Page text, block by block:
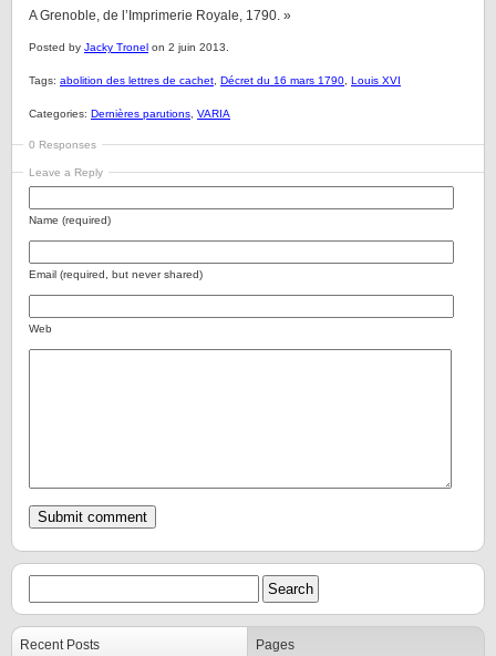
A Grenoble, de l’Imprimerie Royale, 1790. »
Posted by Jacky Tronel on 2 juin 2013.
Tags: abolition des lettres de cachet Décret du 16 mars 1790 Louis XVI
Categories: Dernières parutions VARIA
0 Responses
Leave a Reply
Name (required)
Email (required, but never shared)
Web
Recent Posts Pages